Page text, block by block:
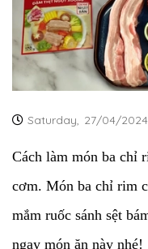
Saturday, 27/04/2024
Cách làm món ba chỉ
cơm. Món ba chỉ rim
mắm ruốc sánh sệt
ngay món ăn này nhé!